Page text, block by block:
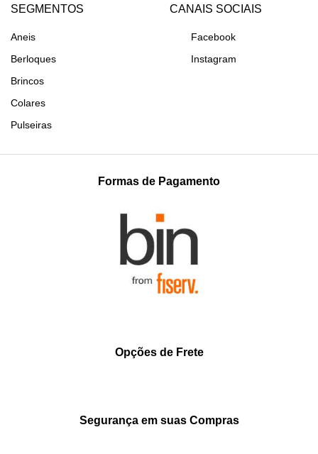
SEGMENTOS
Aneis
Berloques
Brincos
Colares
Pulseiras
CANAIS SOCIAIS
Facebook
Instagram
Formas de Pagamento
Opções de Frete
Segurança em suas Compras